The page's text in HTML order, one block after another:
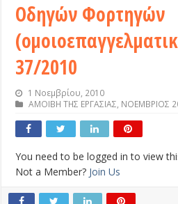
Οδηγών Φορτηγών
37/2010
1 Νοεμβρίου, 2010
ΑΜΟΙΒΗ ΤΗΣ ΕΡΓΑΣΙΑΣ, ΝΟΕΜΒΡΙΟΣ
You need to be logged in to view
Not a Member? Join Us